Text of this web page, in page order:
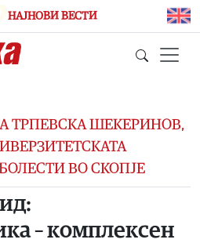
НАЈНОВИ ВЕСТИ
ТРПЕВСКА ШЕКЕРИНОВ,
ВО СКОПЈЕ
– комплексен